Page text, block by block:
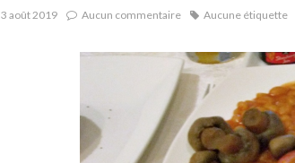
3 août 2019 Aucun commentaire Aucune étiquette